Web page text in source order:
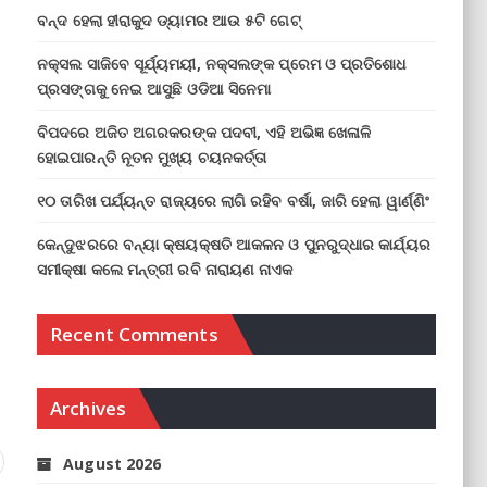
ବନ୍ଦ ହେଲା ହୀରାକୁଦ ଡ୍ୟାମର ଆଉ ୫ଟି ଗେଟ୍
ନକ୍ସଲ ସାଜିବେ ସୂର୍ଯ୍ୟମୟୀ, ନକ୍ସଲଙ୍କ ପ୍ରେମ ଓ ପ୍ରତିଶୋଧ
ପ୍ରସଙ୍ଗକୁ ନେଇ ଆସୁଛି ଓଡିଆ ସିନେମା
ବିପଦରେ ଅଜିତ ଅଗରକରଙ୍କ ପଦବୀ, ଏହି ଅଭିଜ୍ଞ ଖେଳାଳି
ହୋଇପାରନ୍ତି ନୂତନ ମୁଖ୍ୟ ଚୟନକର୍ତ୍ତା
୧୦ ତାରିଖ ପର୍ଯ୍ୟନ୍ତ ରାଜ୍ୟରେ ଲାଗି ରହିବ ବର୍ଷା, ଜାରି ହେଲା ୱାର୍ଣ୍ଣିଂ
କେନ୍ଦୁଝରରେ ବନ୍ୟା କ୍ଷୟକ୍ଷତି ଆକଳନ ଓ ପୁନରୁଦ୍ଧାର କାର୍ଯ୍ୟର
ସମୀକ୍ଷା କଲେ ମନ୍ତ୍ରୀ ରବି ନାରାୟଣ ନାଏକ
Recent Comments
Archives
August 2026